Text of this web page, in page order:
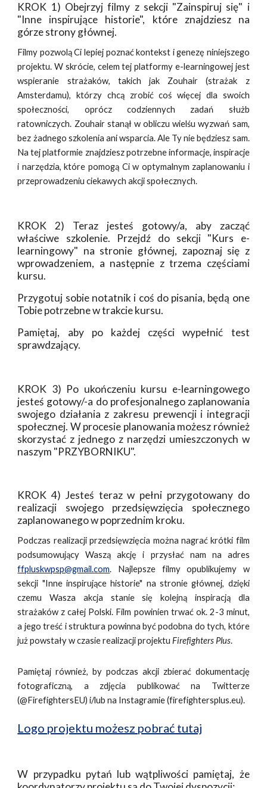
KROK 1) Obejrzyj filmy z sekcji "Zainspiruj się" i
"Inne inspirujące historie", które znajdziesz na
górze strony głównej.
Filmy pozwolą Ci lepiej poznać kontekst i genezę niniejszego
projektu. W skrócie, celem tej platformy e-learningowej jest
wspieranie strażaków, takich jak Zouhair (strażak z
Amsterdamu), którzy chcą zrobić coś więcej dla swoich
społeczności, oprócz codziennych zadań służb
ratowniczych. Zouhair stanął w obliczu wielśu wyzwań sam,
bez żadnego szkolenia ani wsparcia. Ale Ty nie będziesz sam.
Na tej platformie znajdziesz potrzebne informacje, inspiracje
i narzędzia, które pomogą Ci w optymalnym zaplanowaniu i
przeprowadzeniu ciekawych akcji społecznych.
KROK 2) Teraz jesteś gotowy/a, aby zacząć
właściwe szkolenie. Przejdź do sekcji "Kurs e-
learningowy" na stronie głównej, zapoznaj się z
wprowadzeniem, a następnie z trzema częściami
kursu.
Przygotuj sobie notatnik i coś do pisania, będą one
Tobie potrzebne w trakcie kursu.
Pamiętaj, aby po każdej części wypełnić test
sprawdzający.
KROK 3) Po ukończeniu kursu e-learningowego
jesteś gotowy/-a do profesjonalnego zaplanowania
swojego działania z zakresu prewencji i integracji
społecznej. W procesie planowania możesz również
skorzystać z jednego z narzędzi umieszczonych w
naszym "PRZYBORNIKU".
KROK 4) Jesteś teraz w pełni przygotowany do
realizacji swojego przedsięwzięcia społecznego
zaplanowanego w poprzednim kroku.
Podczas realizacji przedsięwzięcia można nagrać krótki film
podsumowujący Waszą akcję i przysłać nam na adres
ffpluskwpsp@gmail.com. Najlepsze filmy opublikujemy w
sekcji "Inne inspirujące historie" na stronie głównej, dzięki
czemu Wasza akcja stanie się kolejną inspiracją dla
strażaków z całej Polski. Film powinien trwać ok. 2-3 minut,
a jego treść i struktura powinna być podobna do tych, które
już powstały w czasie realizacji projektuFirefighters Plus.
Pamiętaj również, by podczas akcji zbierać dokumentację
fotograficzną, a zdjęcia publikować na Twitterze
(@FirefightersEU) i/lub na Instagramie (firefightersplus.eu).
Logo projektu możesz pobrać tutaj
W przypadku pytań lub wątpliwości pamiętaj, że